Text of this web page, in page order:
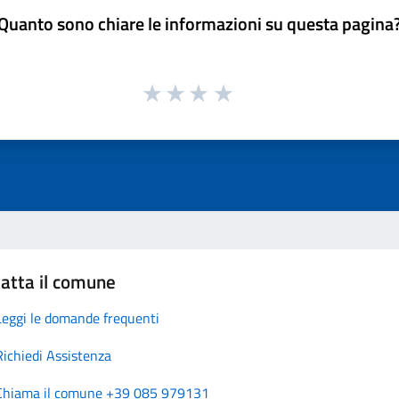
sono chiare le informazioni su questa
il comune
le domande frequenti
Assistenza
il comune +39 085 979131